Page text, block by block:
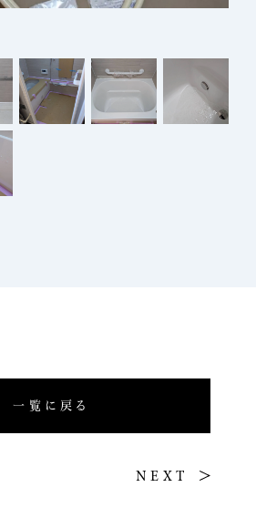
一覧に戻る
NEXT